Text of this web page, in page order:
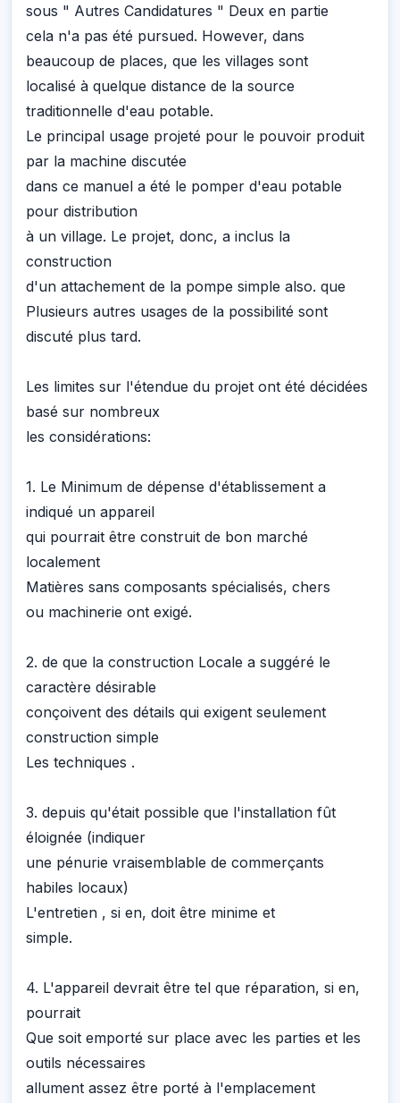
sous " Autres Candidatures " Deux en partie
cela n'a pas été pursued. However, dans
beaucoup de places, que les villages sont
localisé à quelque distance de la source
traditionnelle d'eau potable.
Le principal usage projeté pour le pouvoir produit
par la machine discutée
dans ce manuel a été le pomper d'eau potable
pour distribution
à un village. Le projet, donc, a inclus la
construction
d'un attachement de la pompe simple also. que
Plusieurs autres usages de la possibilité sont
discuté plus tard.
Les limites sur l'étendue du projet ont été décidées
basé sur nombreux
les considérations:
1. Le Minimum de dépense d'établissement a
indiqué un appareil
qui pourrait être construit de bon marché
localement
Matières sans composants spécialisés, chers
ou machinerie ont exigé.
2. de que la construction Locale a suggéré le
caractère désirable
conçoivent des détails qui exigent seulement
construction simple
Les techniques .
3. depuis qu'était possible que l'installation fût
éloignée (indiquer
une pénurie vraisemblable de commerçants
habiles locaux)
L'entretien , si en, doit être minime et
simple.
4. L'appareil devrait être tel que réparation, si en,
pourrait
Que soit emporté sur place avec les parties et les
outils nécessaires
allument assez être porté à l'emplacement